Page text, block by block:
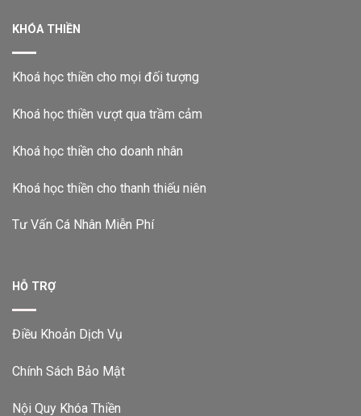
KHÓA THIỀN
Khoá học thiền cho mọi đối tượng
Khoá học thiền vượt qua trầm cảm
Khoá học thiền cho doanh nhân
Khoá học thiền cho thanh thiếu niên
Tư Vấn Cá Nhân Miễn Phí
HỖ TRỢ
Điều Khoản Dịch Vụ
Chính Sách Bảo Mật
Nội Quy Khóa Thiền